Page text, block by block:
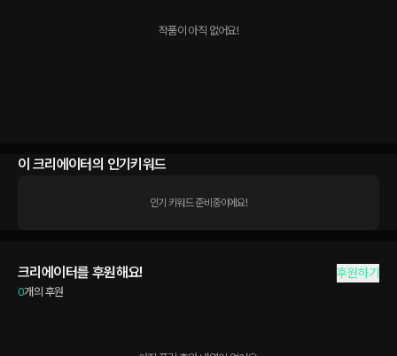
작품이 아직 없어요!
이 크리에이터의 인기키워드
인기 키워드 준비중이에요!
크리에이터를 후원해요! 후원하기
0개의 후원